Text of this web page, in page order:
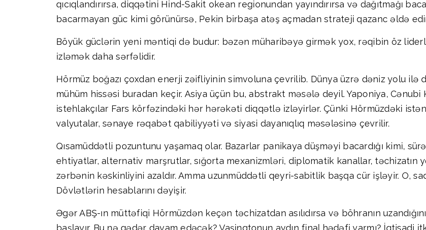
qıcıqlandırırsa, diqqətini Hind-Sakit okean regionundan yayındırırsa və dağıtmağı
bacarmayan güc kimi görünürsə, Pekin birbaşa atəş açmadan strateji qazanc əldə
Böyük güclərin yeni məntiqi də budur: bəzən müharibəyə girmək yox, rəqibin öz
izləmək daha sərfəlidir.
Hörmüz boğazı çoxdan enerji zəifliyinin simvoluna çevrilib. Dünya üzrə dəniz yolu ilə
mühüm hissəsi buradan keçir. Asiya üçün bu, abstrakt məsələ deyil. Yaponiya,
istehlakçılar Fars körfəzindəki hər hərəkəti diqqətlə izləyirlər. Çünki Hörmüzdəki
valyutalar, sənaye rəqabət qabiliyyəti və siyasi dayanıqlıq məsələsinə çevrilir.
Qısamüddətli pozuntunu yaşamaq olar. Bazarlar panikaya düşməyi bacardığı kimi,
ehtiyatlar, alternativ marşrutlar, sığorta mexanizmləri, diplomatik kanallar,
zərbənin kəskinliyini azaldır. Amma uzunmüddətli qeyri-sabitlik başqa cür işləyir. O,
Dövlətlərin hesablarını dəyişir.
Əgər ABŞ-ın müttəfiqi Hörmüzdən keçən təchizatdan asılıdırsa və böhranın
başlayır. Bu nə qədər davam edəcək? Vaşinqtonun aydın final hədəfi varmı? İqtisadi